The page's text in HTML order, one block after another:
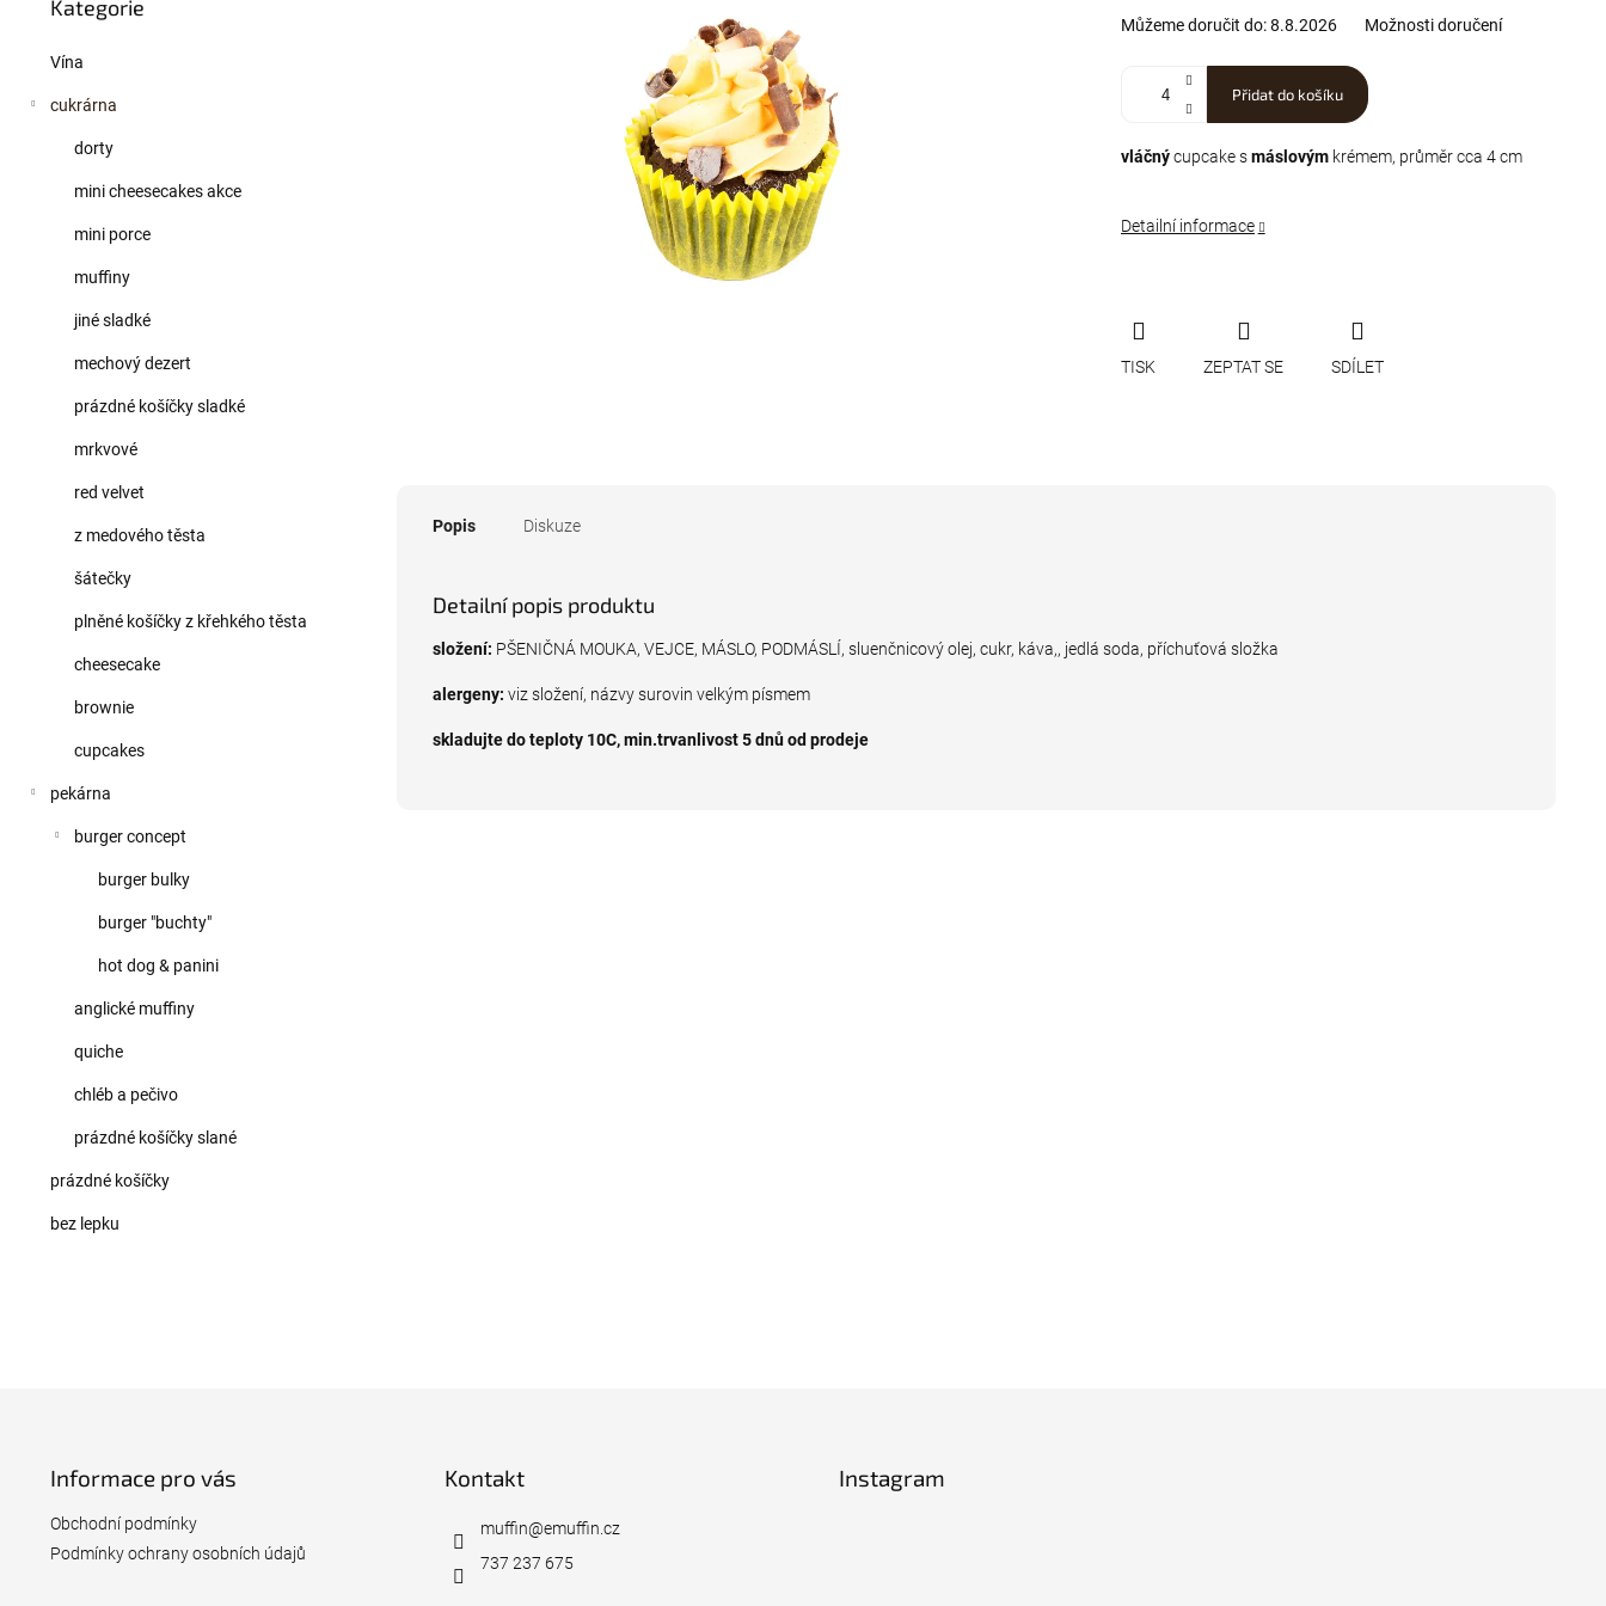
e
kategorie
Kategorie
Vína
cukrárna
dorty
mini cheesecakes akce
mini porce
muffiny
jiné sladké
mechový dezert
prázdné košíčky sladké
mrkvové
red velvet
z medového těsta
šátečky
plněné košíčky z křehkého těsta
cheesecake
brownie
cupcakes
pekárna
burger concept
burger bulky
burger "buchty"
hot dog & panini
anglické muffiny
quiche
chléb a pečivo
prázdné košíčky slané
prázdné košíčky
bez lepku
Můžeme doručit do:8.8.2026 Možnosti doručení
Přidat do košíku
vláčnýcupcake smáslovým krémem, průměr cca 4 cm
Detailní informace
TISK ZEPTAT SE SDÍLET
Popis Diskuze
Detailní popis produktu
složení: PŠENIČNÁ MOUKA, VEJCE, MÁSLO, PODMÁSLÍ, sluenčnicový olej, cukr, káva,, jedlá soda, příchuťová složka
alergeny: viz složení, názvy surovin velkým písmem
skladujte do teploty 10C, min.trvanlivost 5 dnů od prodeje
Informace pro vás
Obchodní podmínky
Podmínky ochrany osobních údajů
Kontakt
muffin@emuffin.cz
737 237 675
Instagram